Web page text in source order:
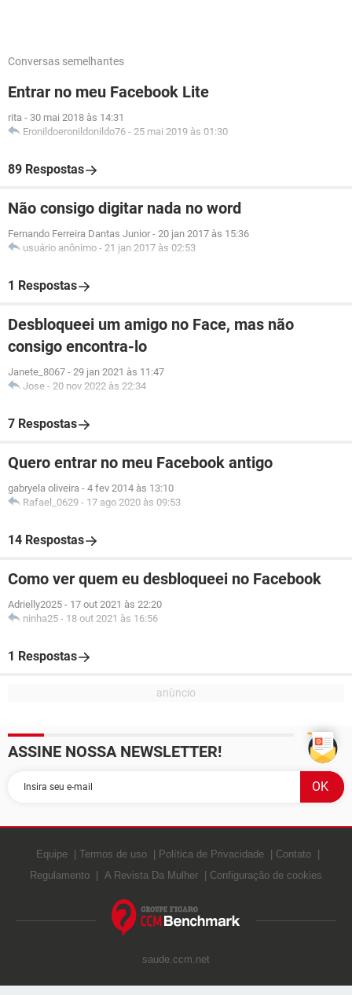
Conversas semelhantes
Entrar no meu Facebook Lite
rita - 30 mai 2018 às 14:31
Eronildoeronildonildo76 - 25 mai 2019 às 01:30
89 Respostas
Não consigo digitar nada no word
Fernando Ferreira Dantas Junior - 20 jan 2017 às 15:36
usuário anônimo - 21 jan 2017 às 02:53
1 Respostas
Desbloqueei um amigo no Face, mas não
consigo encontra-lo
Janete_8067 - 29 jan 2021 às 11:47
Jose - 20 nov 2022 às 22:34
7 Respostas
Quero entrar no meu Facebook antigo
gabryela oliveira - 4 fev 2014 às 13:10
Rafael_0629 - 17 ago 2020 às 09:53
14 Respostas
Como ver quem eu desbloqueei no Facebook
Adrielly2025 - 17 out 2021 às 22:20
ninha25 - 18 out 2021 às 16:56
1 Respostas
ASSINE NOSSA NEWSLETTER!
Equipe Termos de uso Política de Privacidade
Contato
Regulamento
A Revista Da Mulher Configuração de cookies
saude.ccm.net